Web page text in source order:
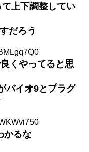
上下調整してい
だろう
くやってると思
バイオ9とプラグ
かるな